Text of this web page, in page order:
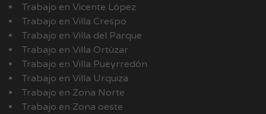
Trabajo en Vicente López
Trabajo en Villa Crespo
Trabajo en Villa del Parque
Trabajo en Villa Ortúzar
Trabajo en Villa Pueyrredón
Trabajo en Villa Urquiza
Trabajo en Zona Norte
Trabajo en Zona oeste